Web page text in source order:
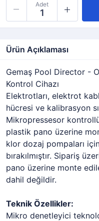
Adet
Ürün Açıklaması
Gemaş Pool Director -
Kontrol Cihazı
Elektrotları, elektrot
hücresi ve kalibrasyon
Mikropressesor
plastik pano üzerine
klor dozaj pompaları
bırakılmıştır. Sipariş
pano üzerine monte
dahil değildir.
Teknik Özellikler:
Mikro denetleyici